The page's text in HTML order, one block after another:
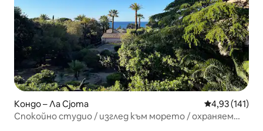
Кондо – Ла Сјота Средна
4,93 (141)
Спокойно студио / изглед към морето / охраняем